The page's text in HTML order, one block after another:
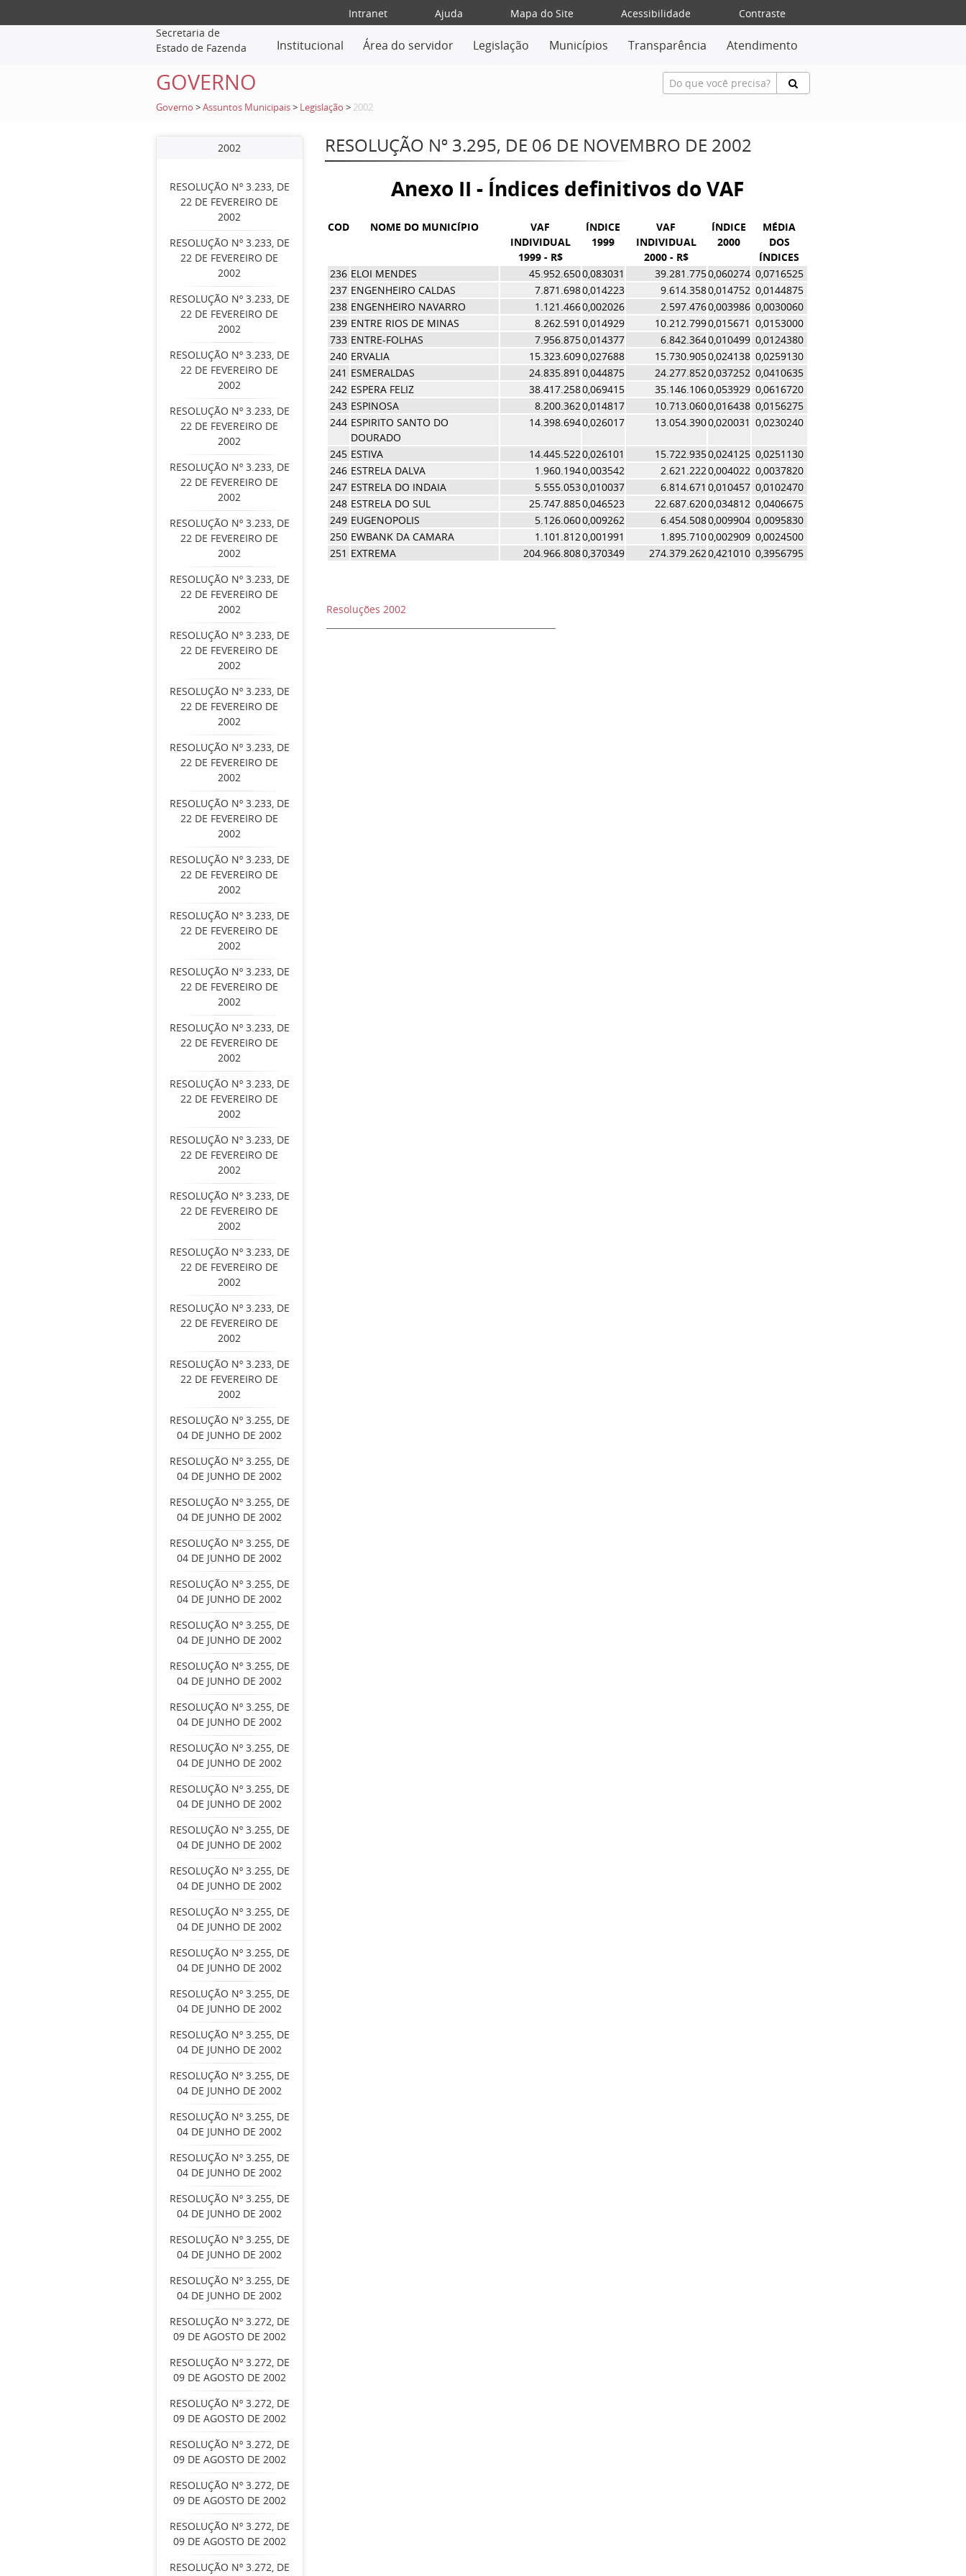
Intranet Ajuda Mapa do Site Acessibilidade
Contraste
Secretaria de
Estado de Fazenda
Institucional Área do servidor Legislação Municípios Transparência Atendimento
GOVERNO
Governo >Assuntos Municipais > Legislação > 2002
2002
RESOLUÇÃO Nº 3.233, DE
22 DE FEVEREIRO DE
2002
RESOLUÇÃO Nº 3.233, DE
22 DE FEVEREIRO DE
2002
RESOLUÇÃO Nº 3.233, DE
22 DE FEVEREIRO DE
2002
RESOLUÇÃO Nº 3.233, DE
22 DE FEVEREIRO DE
2002
RESOLUÇÃO Nº 3.233, DE
22 DE FEVEREIRO DE
2002
RESOLUÇÃO Nº 3.233, DE
22 DE FEVEREIRO DE
2002
RESOLUÇÃO Nº 3.233, DE
22 DE FEVEREIRO DE
2002
RESOLUÇÃO Nº 3.233, DE
22 DE FEVEREIRO DE
2002
RESOLUÇÃO Nº 3.233, DE
22 DE FEVEREIRO DE
2002
RESOLUÇÃO Nº 3.233, DE
22 DE FEVEREIRO DE
2002
RESOLUÇÃO Nº 3.233, DE
22 DE FEVEREIRO DE
2002
RESOLUÇÃO Nº 3.233, DE
22 DE FEVEREIRO DE
2002
RESOLUÇÃO Nº 3.233, DE
22 DE FEVEREIRO DE
2002
RESOLUÇÃO Nº 3.233, DE
22 DE FEVEREIRO DE
2002
RESOLUÇÃO Nº 3.233, DE
22 DE FEVEREIRO DE
2002
RESOLUÇÃO Nº 3.233, DE
22 DE FEVEREIRO DE
2002
RESOLUÇÃO Nº 3.233, DE
22 DE FEVEREIRO DE
2002
RESOLUÇÃO Nº 3.233, DE
22 DE FEVEREIRO DE
2002
RESOLUÇÃO Nº 3.233, DE
22 DE FEVEREIRO DE
2002
RESOLUÇÃO Nº 3.233, DE
22 DE FEVEREIRO DE
2002
RESOLUÇÃO Nº 3.233, DE
22 DE FEVEREIRO DE
2002
RESOLUÇÃO Nº 3.233, DE
22 DE FEVEREIRO DE
2002
RESOLUÇÃO Nº 3.255, DE
04 DE JUNHO DE 2002
RESOLUÇÃO Nº 3.255, DE
04 DE JUNHO DE 2002
RESOLUÇÃO Nº 3.255, DE
04 DE JUNHO DE 2002
RESOLUÇÃO Nº 3.255, DE
04 DE JUNHO DE 2002
RESOLUÇÃO Nº 3.255, DE
04 DE JUNHO DE 2002
RESOLUÇÃO Nº 3.255, DE
04 DE JUNHO DE 2002
RESOLUÇÃO Nº 3.255, DE
04 DE JUNHO DE 2002
RESOLUÇÃO Nº 3.255, DE
04 DE JUNHO DE 2002
RESOLUÇÃO Nº 3.255, DE
04 DE JUNHO DE 2002
RESOLUÇÃO Nº 3.255, DE
04 DE JUNHO DE 2002
RESOLUÇÃO Nº 3.255, DE
04 DE JUNHO DE 2002
RESOLUÇÃO Nº 3.255, DE
04 DE JUNHO DE 2002
RESOLUÇÃO Nº 3.255, DE
04 DE JUNHO DE 2002
RESOLUÇÃO Nº 3.255, DE
04 DE JUNHO DE 2002
RESOLUÇÃO Nº 3.255, DE
04 DE JUNHO DE 2002
RESOLUÇÃO Nº 3.255, DE
04 DE JUNHO DE 2002
RESOLUÇÃO Nº 3.255, DE
04 DE JUNHO DE 2002
RESOLUÇÃO Nº 3.255, DE
04 DE JUNHO DE 2002
RESOLUÇÃO Nº 3.255, DE
04 DE JUNHO DE 2002
RESOLUÇÃO Nº 3.255, DE
04 DE JUNHO DE 2002
RESOLUÇÃO Nº 3.255, DE
04 DE JUNHO DE 2002
RESOLUÇÃO Nº 3.255, DE
04 DE JUNHO DE 2002
RESOLUÇÃO Nº 3.272, DE
09 DE AGOSTO DE 2002
RESOLUÇÃO Nº 3.272, DE
09 DE AGOSTO DE 2002
RESOLUÇÃO Nº 3.272, DE
09 DE AGOSTO DE 2002
RESOLUÇÃO Nº 3.272, DE
09 DE AGOSTO DE 2002
RESOLUÇÃO Nº 3.272, DE
09 DE AGOSTO DE 2002
RESOLUÇÃO Nº 3.272, DE
09 DE AGOSTO DE 2002
RESOLUÇÃO Nº 3.272, DE
RESOLUÇÃO Nº 3.295, DE 06 DE NOVEMBRO DE 2002
Anexo II - Índices definitivos do VAF
COD NOME DO MUNICÍPIO
VAF
INDIVIDUAL
1999 - R$
ÍNDICE
1999
VAF
INDIVIDUAL
2000 - R$
ÍNDICE
2000
MÉDIA
DOS
ÍNDICES
236 ELOI MENDES 45.952.6500,083031 39.281.7750,060274 0,0716525
237 ENGENHEIRO CALDAS 7.871.6980,014223 9.614.3580,014752 0,0144875
238 ENGENHEIRO NAVARRO 1.121.4660,002026 2.597.4760,003986 0,0030060
239 ENTRE RIOS DE MINAS 8.262.591 0,014929 10.212.7990,015671 0,0153000
733 ENTRE-FOLHAS 7.956.8750,014377 6.842.3640,010499 0,0124380
240 ERVALIA 15.323.6090,027688 15.730.9050,024138 0,0259130
241 ESMERALDAS 24.835.891 0,044875 24.277.8520,037252 0,0410635
242 ESPERA FELIZ 38.417.2580,069415 35.146.1060,053929 0,0616720
243 ESPINOSA 8.200.3620,014817 10.713.0600,016438 0,0156275
244 ESPIRITO SANTO DO
DOURADO
14.398.6940,026017 13.054.3900,020031 0,0230240
245 ESTIVA 14.445.5220,026101 15.722.9350,024125 0,0251130
246 ESTRELA DALVA 1.960.1940,003542 2.621.2220,004022 0,0037820
247 ESTRELA DO INDAIA 5.555.0530,010037 6.814.671 0,010457 0,0102470
248 ESTRELA DO SUL 25.747.8850,046523 22.687.6200,034812 0,0406675
249 EUGENOPOLIS 5.126.0600,009262 6.454.5080,009904 0,0095830
250 EWBANK DA CAMARA 1.101.8120,001991 1.895.7100,002909 0,0024500
251 EXTREMA 204.966.8080,370349 274.379.2620,421010 0,3956795
Resoluções 2002